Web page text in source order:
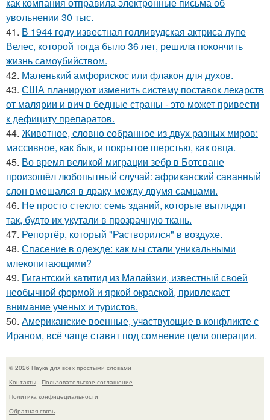
как компания отправила электронные письма об
увольнении 30 тыс.
41. В 1944 году известная голливудская актриса лупе
Велес, которой тогда было 36 лет, решила покончить
жизнь самоубийством.
42. Маленький амфорискос или флакон для духов.
43. США планируют изменить систему поставок лекарств
от малярии и вич в бедные страны - это может привести
к дефициту препаратов.
44. Животное, словно собранное из двух разных миров:
массивное, как бык, и покрытое шерстью, как овца.
45. Во время великой миграции зебр в Ботсване
произошёл любопытный случай: африканский саванный
слон вмешался в драку между двумя самцами.
46. Не просто стекло: семь зданий, которые выглядят
так, будто их укутали в прозрачную ткань.
47. Репортёр, который "Растворился" в воздухе.
48. Спасение в одежде: как мы стали уникальными
млекопитающими?
49. Гигантский катитид из Малайзии, известный своей
необычной формой и яркой окраской, привлекает
внимание ученых и туристов.
50. Американские военные, участвующие в конфликте с
Ираном, всё чаще ставят под сомнение цели операции.
© 2026 Наука для всех простыми словами
Контакты
Пользовательское соглашение
Политика конфидециальности
Обратная связь